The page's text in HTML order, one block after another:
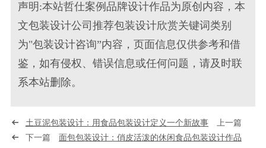
声明:本站哲仕案例品牌设计作品为原创内容，本
文包装设计公司推荐包装设计欣赏关键词类别
为"包装设计咨询”内容，页面信息仅供参考和借
鉴，如有侵权、错误信息或任何问题，请及时联
系本站删除。
土豆泥包装设计：用食品包装设计定义一个新故事上一篇
下一篇 面包包装设计：俏皮活泼的休闲食品包装设计作品